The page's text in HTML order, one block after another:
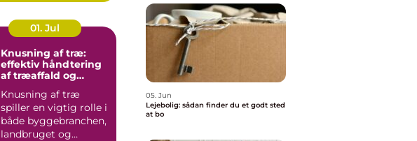
01. Jul
Knusning af træ:
effektiv håndtering
af træaffald og
Knusning af træ
spiller en vigtig rolle i
både byggebranchen,
landbruget og
05. Jun
Lejebolig: sådan finder du et godt sted
at bo